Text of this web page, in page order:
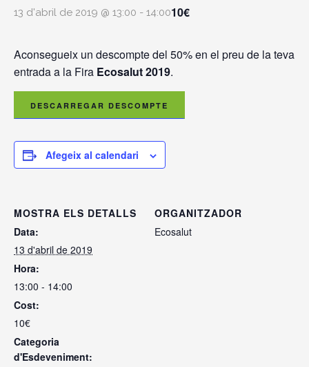
13 d'abril de 2019 @ 13:00 - 14:0010€
Aconsegueix un descompte del 50% en el preu de la teva
entrada a la Fira Ecosalut 2019.
DESCARREGAR DESCOMPTE
Afegeix al calendari
MOSTRA ELS DETALLS
Data:
13 d'abril de 2019
Hora:
13:00 - 14:00
Cost:
10€
Categoria
d'Esdeveniment:
ORGANITZADOR
Ecosalut